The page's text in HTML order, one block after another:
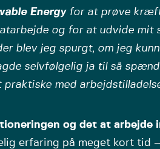
Energyfor at prøve
og for at udvide mit
blev jeg spurgt, om jeg
selvfølgelig ja til så
praktiske med
og det at arbejde
erfaring på meget kort tid